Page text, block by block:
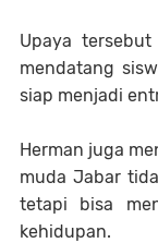
Upaya
mendatang
siap menjadi
Herman juga
muda Jabar
tetapi bisa
kehidupan.